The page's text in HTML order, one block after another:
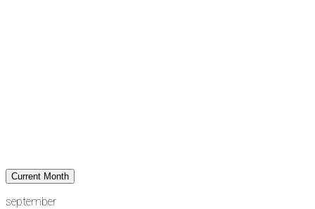
Current Month
september